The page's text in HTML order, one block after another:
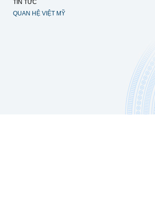
TIN TỨC
QUAN HỆ VIỆT MỸ